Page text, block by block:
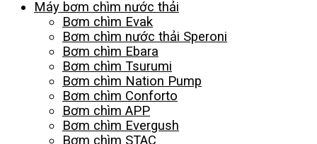
Máy bơm chìm nước thải
Bơm chìm Evak
Bơm chìm nước thải Speroni
Bơm chìm Ebara
Bơm chìm Tsurumi
Bơm chìm Nation Pump
Bơm chìm Conforto
Bơm chìm APP
Bơm chìm Evergush
Bơm chìm STAC